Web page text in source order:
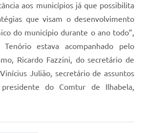
aos municípios já que possibilita
que visam o desenvolvimento
do município durante o ano todo”,
estava acompanhado pelo
Ricardo Fazzini, do secretário de
Julião, secretário de assuntos
do Comtur de Ilhabela,